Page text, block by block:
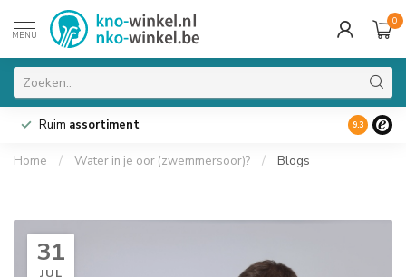
MENU
0
Ruim assortiment 9.3
Home / Water in je oor (zwemmersoor)? / Blogs
31
JUL